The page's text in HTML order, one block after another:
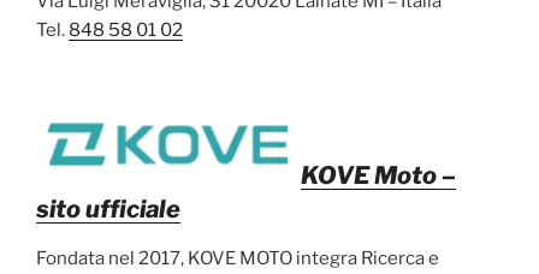
Tel. 848 58 01 02
KOVE Moto–
sito ufficiale
Fondata nel 2017, KOVE MOTO integra Ricerca e